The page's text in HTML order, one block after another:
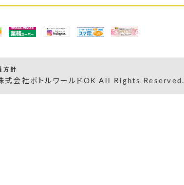
方針
会社ボトルワールドOK All Rights Reserved.